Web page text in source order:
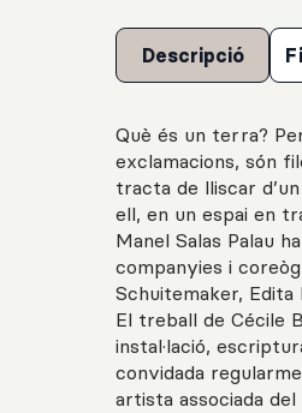
Descripció
Què és un terra?
exclamacions, són
tracta de lliscar
ell, en un espai en
Manel Salas Palau
companyies i
Schuitemaker, Edita
El treball de Cécile
instal·lació,
convidada
artista associada